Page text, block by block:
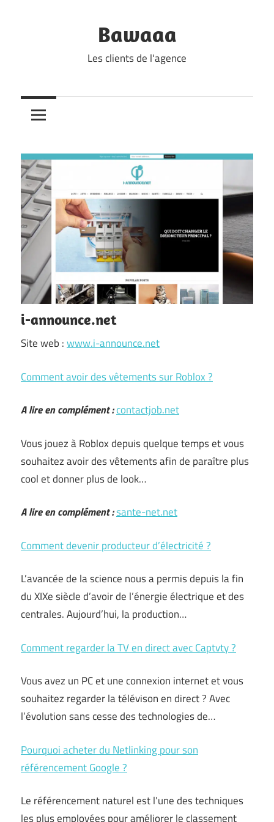
Bawaaa
Les clients de l'agence
i-announce.net
Site web :www.i-announce.net
Comment avoir des vêtements sur Roblox ?
A lire en complément :contactjob.net
Vous jouez à Roblox depuis quelque temps et vous
souhaitez avoir des vêtements afin de paraître plus
cool et donner plus de look…
A lire en complément :sante-net.net
Comment devenir producteur d’électricité ?
L’avancée de la science nous a permis depuis la fin
du XIXe siècle d’avoir de l’énergie électrique et des
centrales. Aujourd’hui, la production…
Comment regarder la TV en direct avec Captvty ?
Vous avez un PC et une connexion internet et vous
souhaitez regarder la télévison en direct ? Avec
l’évolution sans cesse des technologies de…
Pourquoi acheter du Netlinking pour son
référencement Google ?
Le référencement naturel est l’une des techniques
les plus employées pour améliorer le classement